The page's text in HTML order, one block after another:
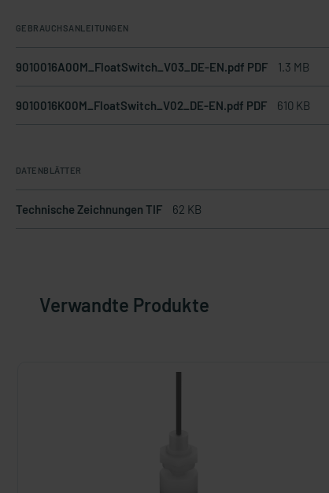
GEBRAUCHSANLEITUNGEN
9010016A00M_FloatSwitch_V03_DE-EN.pdf PDF 1.3 MB
9010016K00M_FloatSwitch_V02_DE-EN.pdf PDF 610 KB
DATENBLÄTTER
Technische Zeichnungen TIF 62 KB
Verwandte Produkte